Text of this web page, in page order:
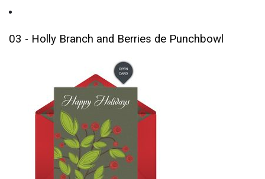
03 - Holly Branch and Berries de Punchbowl